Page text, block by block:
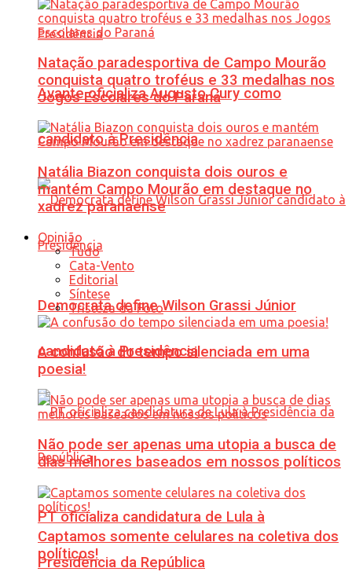
Avante oficializa Augusto Cury como
candidato à Presidência
Democrata define Wilson Grassi Júnior
candidato à Presidência
PT oficializa candidatura de Lula à
Presidência da República
Natação paradesportiva de Campo Mourão
conquista quatro troféus e 33 medalhas nos
Jogos Escolares do Paraná
Natália Biazon conquista dois ouros e
mantém Campo Mourão em destaque no
xadrez paranaense
Opinião
Tudo
Cata-Vento
Editorial
Síntese
Tristeza da Foto
A confusão do tempo silenciada em uma
poesia!
Não pode ser apenas uma utopia a busca de
dias melhores baseados em nossos políticos
Captamos somente celulares na coletiva dos
políticos!